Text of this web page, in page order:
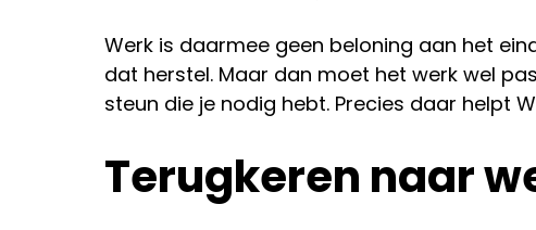
Werk is daarmee geen beloning aan het
dat herstel. Maar dan moet het werk wel
steun die je nodig hebt. Precies daar helpt
Terugkeren naar